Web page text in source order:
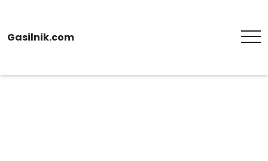
Gasilnik.com